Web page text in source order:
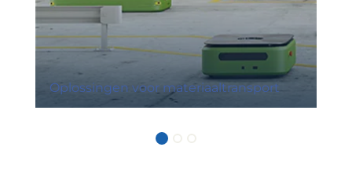
Oplossingen voor materiaaltransport